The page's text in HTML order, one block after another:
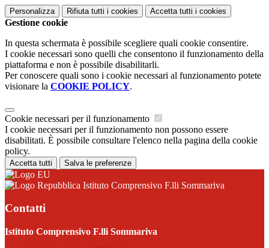
Personalizza Rifiuta tutti i cookies Accetta tutti i cookies
Gestione cookie
In questa schermata è possibile scegliere quali cookie consentire.
I cookie necessari sono quelli che consentono il funzionamento della
piattaforma e non è possibile disabilitarli.
Per conoscere quali sono i cookie necessari al funzionamento potete
visionare la COOKIE POLICY.
Cookie necessari per il funzionamento
I cookie necessari per il funzionamento non possono essere
disabilitati. È possibile consultare l'elenco nella pagina della cookie
policy.
Accetta tutti Salva le preferenze
Istituto Comprensivo F.lli Sommariva
Contatti
Istituto Comprensivo F.lli Sommariva